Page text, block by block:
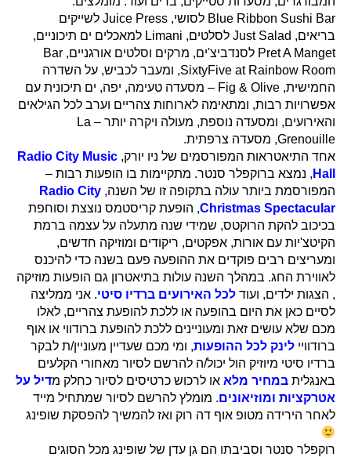
Blue Ribbon Sushi Bar לסושי, Juice Press לשייקים
בריאים, Just Salad לסלטים, Limani למאכלים ים תיכוניים,
Pret A Manget לסנדביצ'ים, מרקים וסלטים אורגניים, Bar
SixtyFive at Rainbow Room, ומעבר לכביש, על השדרה
החמישית, Fig & Olive – מסעדה טעימה, יפה, ים תיכונית עם
אפשרויות רבות, ומתאימה לארוחות צהריים וערב לכל הגילאים
והאירועים, ומסעדה נוספת, מעולה ויקרה יותר – La
Grenouille, מסעדה צרפתית.
אחד התיאטראות המפורסמים של ניו יורק, Radio City Music
Hall , נמצא ברוקפלר סנטר. מתקיימות בו הופעות רבות –
המפורסמת ביותר עולה בתקופה זו של השנה, Radio City
Christmas Spectacular, הופעת קריסטמס נוצצת וסוחפת
בכיכוב להקת הרוקטס, שמידי שנה מתעלה על עצמה ברמת
הקיטצ'יות עם אורות, אפקטים, ריקודים ומוזיקה חדשים,
ומעריצים רבים פוקדים את ההופעה פעם בשנה כדי להיכנס
לאווירת החג. במהלך השנה עולות בתיאטרון גם הופעות מוזיקה
, הצגות ילדים, ועוד לכל האירועים ברדיו סיטי. אני ממליצה
לסיים כאן את היום בהופעה או ללכת להופעת צהריים, לאלו
מכם שלא עושים זאת ומעוניינים ללכת להופעת ברודווי או אוף
ברודוויי לינק לכל ההופעות, ומי מכם שעדיין מעוניין/ת לבקר
ברדיו סיטי מיוזיק הול יכול/ה להרשם לסיור מאחורי הקלעים
באנגלית במחיר מלא או לרכוש כרטיסים לסיור כחלק מדיל על
אטרקציות ומוזיאונים. מומלץ להרשם לסיור שמתחיל מייד
לאחר הירידה מטופ אוף דה רוק ואז להמשיך להפסקת שופינג
רוקפלר סנטר וסביבתו הם גן עדן של שופינג מכל הסוגים